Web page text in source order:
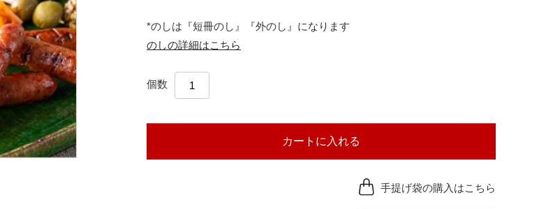
*のしは『短冊のし』『外のし』になります
のしの詳細はこちら
個数
カートに入れる
手提げ袋の購入はこちら